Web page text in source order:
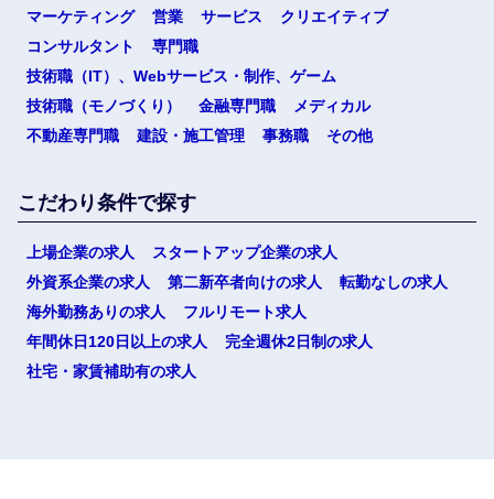
マーケティング
営業 サービス
クリエイティブ
コンサルタント
専門職
技術職（IT）、Webサービス・制作、ゲーム
技術職（モノづくり）
金融専門職
メディカル
不動産専門職
建設・施工管理 事務職 その他
こだわり条件で探す
上場企業の求人
スタートアップ企業の求人
外資系企業の求人
第二新卒者向けの求人
転勤なしの求人
海外勤務ありの求人
フルリモート求人
年間休日120日以上の求人
完全週休2日制の求人
社宅・家賃補助有の求人